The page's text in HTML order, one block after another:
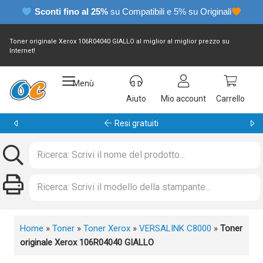
Sconti fino al 25% su Compatibili e 5% su Originali
Toner originale Xerox 106R04040 GIALLO al miglior al miglior prezzo su
Internet!
Menù
Aiuto
Mio account Carrello
Resi gratuiti
Home » Toner » Toner Xerox » VERSALINK C8000 » Toner
originale Xerox 106R04040 GIALLO